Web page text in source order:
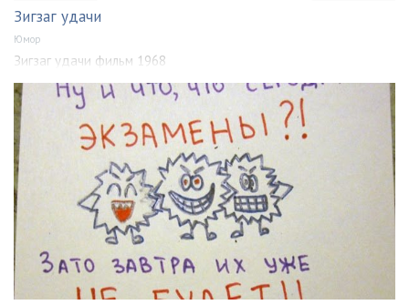
Зигзаг удачи
Юмор
Зигзаг удачи фильм 1968